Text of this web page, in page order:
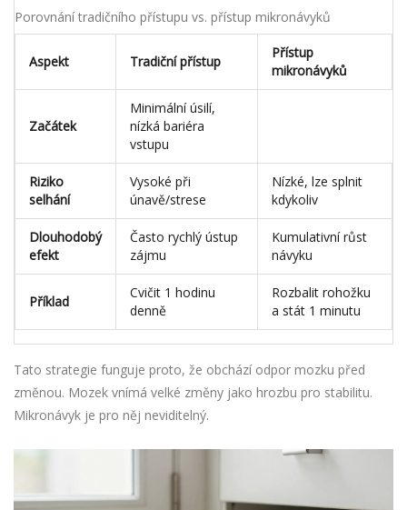
Porovnání tradičního přístupu vs. přístup mikronávyků
Aspekt Tradiční přístup
Přístup
mikronávyků
Začátek
Minimální úsilí,
nízká bariéra
vstupu
Riziko
selhání
Vysoké při
únavě/strese
Nízké, lze splnit
kdykoliv
Dlouhodobý
efekt
Často rychlý ústup
zájmu
Kumulativní růst
návyku
Příklad
Cvičit 1 hodinu
denně
Rozbalit rohožku
a stát 1 minutu
Tato strategie funguje proto, že obchází odpor mozku před
změnou. Mozek vnímá velké změny jako hrozbu pro stabilitu.
Mikronávyk je pro něj neviditelný.